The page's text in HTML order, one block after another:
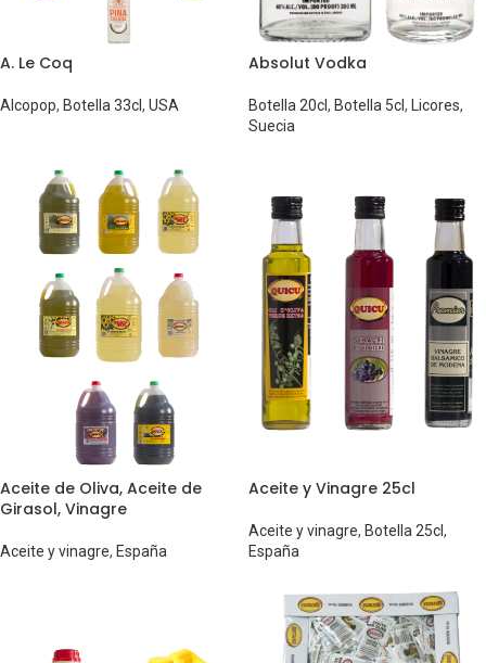
A. Le Coq
Alcopop, Botella 33cl, USA
Absolut Vodka
Botella 20cl, Botella 5cl, Licores,
Suecia
Aceite de Oliva, Aceite de
Girasol, Vinagre
Aceite y vinagre, España
Aceite y Vinagre 25cl
Aceite y vinagre, Botella 25cl,
España